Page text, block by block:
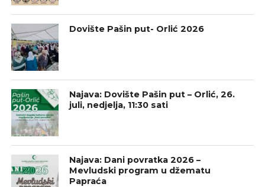
Dovište Pašin put- Orlić 2026
Najava: Dovište Pašin put – Orlić, 26.
juli, nedjelja, 11:30 sati
Najava: Dani povratka 2026 –
Mevludski program u džematu
Papraća